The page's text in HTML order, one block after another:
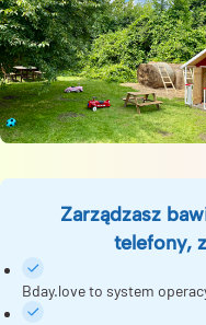
Zarządzasz
telefony,
Bday.love to system